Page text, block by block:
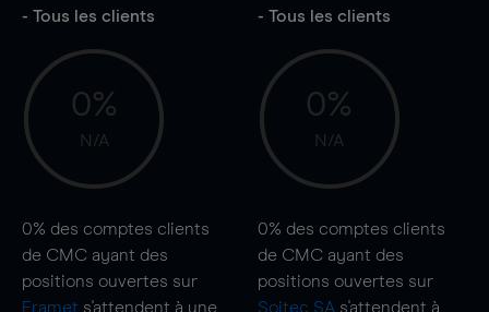
- Tous les clients
0%
N/A
0% des comptes clients
de CMC ayant des
positions ouvertes sur
Eramet s'attendent à une
- Tous les clients
0%
N/A
0% des comptes clients
de CMC ayant des
positions ouvertes sur
Soitec SA s'attendent à